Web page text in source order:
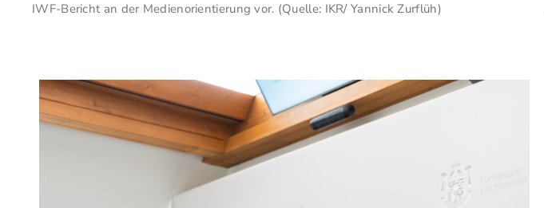
IWF-Bericht an der Medienorientierung vor. (Quelle: IKR/ Yannick Zurflüh)